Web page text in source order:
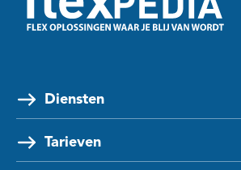
Diensten
Tarieven